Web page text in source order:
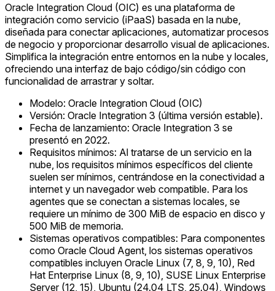
Oracle Integration Cloud (OIC) es una plataforma de
integración como servicio (iPaaS) basada en la nube,
diseñada para conectar aplicaciones, automatizar procesos
de negocio y proporcionar desarrollo visual de aplicaciones.
Simplifica la integración entre entornos en la nube y locales,
ofreciendo una interfaz de bajo código/sin código con
funcionalidad de arrastrar y soltar.
Modelo: Oracle Integration Cloud (OIC)
Versión: Oracle Integration 3 (última versión estable).
Fecha de lanzamiento: Oracle Integration 3 se
presentó en 2022.
Requisitos mínimos: Al tratarse de un servicio en la
nube, los requisitos mínimos específicos del cliente
suelen ser mínimos, centrándose en la conectividad a
internet y un navegador web compatible. Para los
agentes que se conectan a sistemas locales, se
requiere un mínimo de 300 MiB de espacio en disco y
500 MiB de memoria.
Sistemas operativos compatibles: Para componentes
como Oracle Cloud Agent, los sistemas operativos
compatibles incluyen Oracle Linux (7, 8, 9, 10), Red
Hat Enterprise Linux (8, 9, 10), SUSE Linux Enterprise
Server (12, 15), Ubuntu (24.04 LTS, 25.04), Windows